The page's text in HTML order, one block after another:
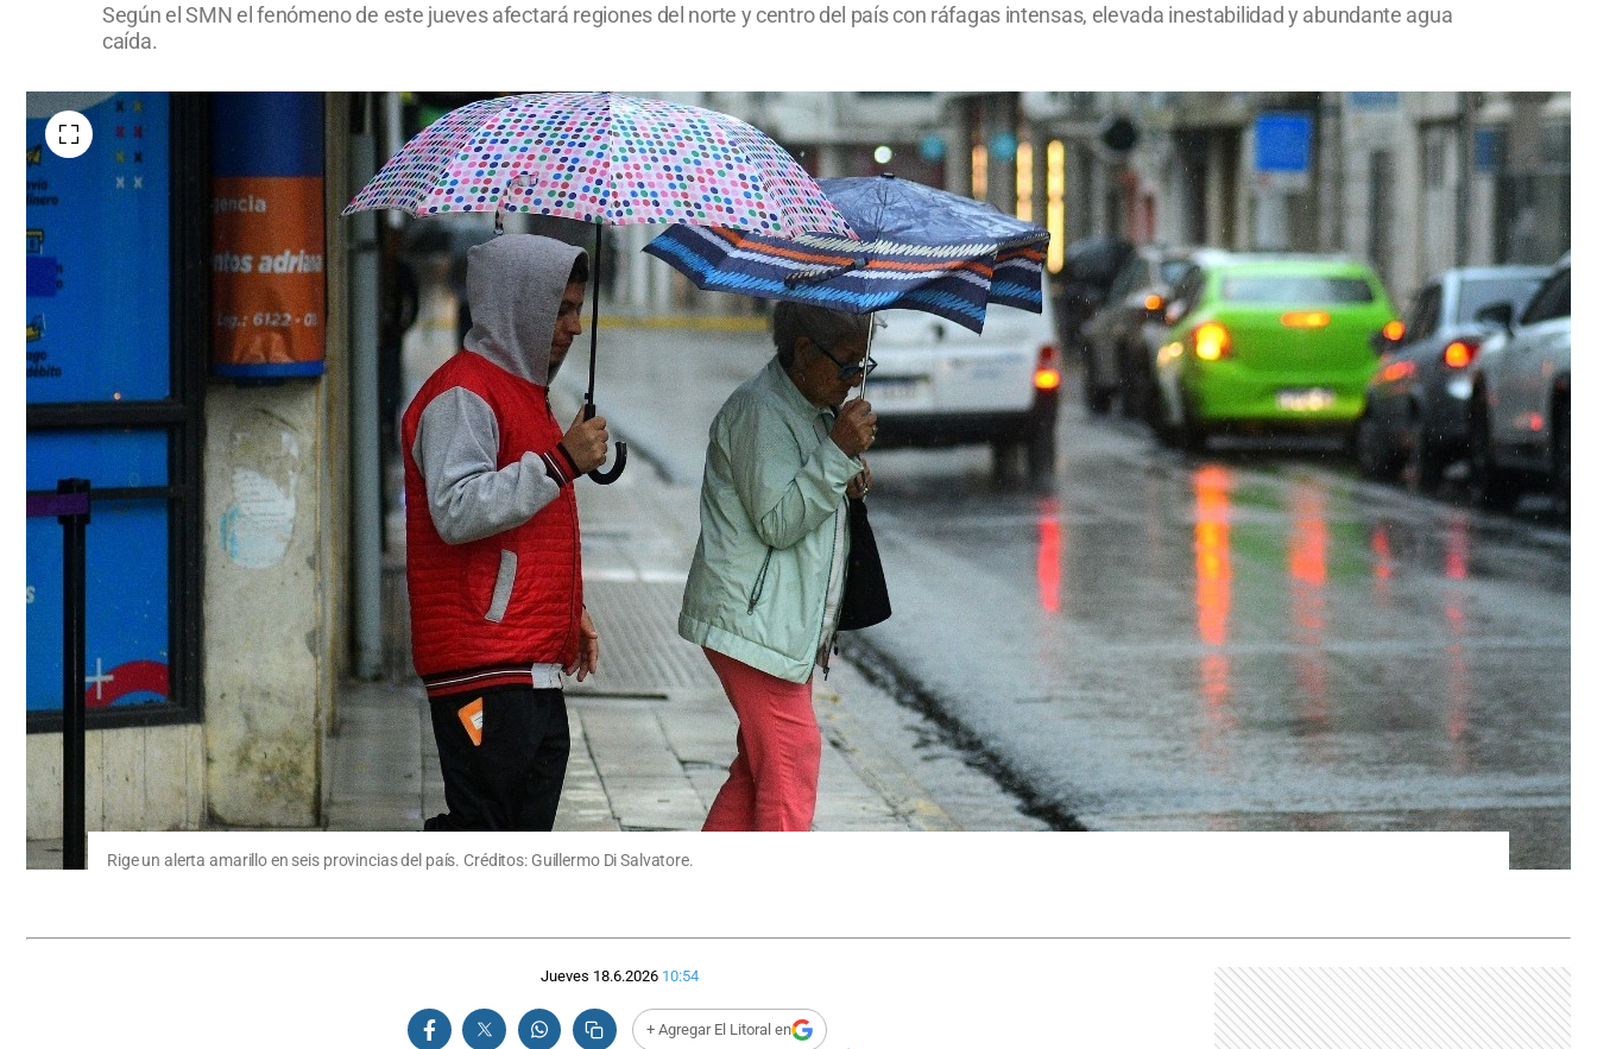
Según el SMN el fenómeno de este jueves afectará regiones del norte y centro del país con ráfagas intensas, elevada inestabilidad y abundante agua
caída.
Rige un alerta amarillo en seis provincias del país. Créditos: Guillermo Di Salvatore.
Jueves 18.6.2026 10:54
+ Agregar El Litoral en